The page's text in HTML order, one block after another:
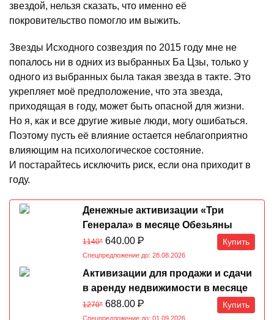
звездой, нельзя сказать, что именно её
покровительство помогло им выжить.
Звезды Исходного созвездия по 2015 году мне не
попалось ни в одних из выбранных Ба Цзы, только у
одного из выбранных была такая звезда в такте. Это
укрепляет моё предположение, что эта звезда,
приходящая в году, может быть опасной для жизни.
Но я, как и все другие живые люди, могу ошибаться.
Поэтому пусть её влияние остается неблагоприятно
влияющим на психологическое состояние.
И постарайтесь исключить риск, если она приходит в
году.
Денежные активизации «Три
Генерала» в месяце Обезьяны
07.08-07.09.2026
1140* 640.00 Р Купить
Спецпредложение до: 28.08.2026
Активизации для продажи и сдачи
в аренду недвижимости в месяце
Обезьяны 07.08-07.09.2026
1270* 688.00 Р Купить
Спецпредложение до: 01.09.2026